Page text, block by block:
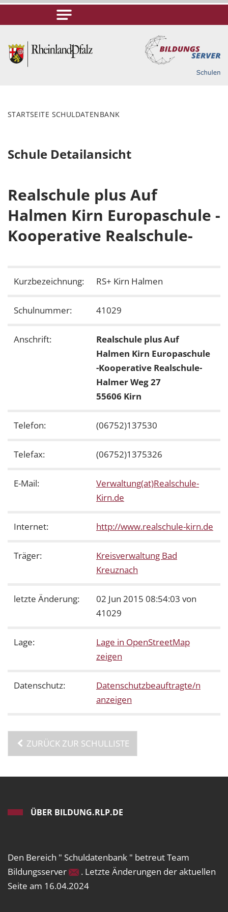
STARTSEITE SCHULDATENBANK
Schule Detailansicht
Realschule plus Auf
Halmen Kirn Europaschule -
Kooperative Realschule-
Kurzbezeichnung: RS+ Kirn Halmen
Schulnummer: 41029
Anschrift:
Realschule plus Auf
Halmen Kirn Europaschule
-Kooperative Realschule-
Halmer Weg 27
55606 Kirn
Telefon: (06752)137530
Telefax: (06752)1375326
E-Mail:
Verwaltung(at)Realschule-
Kirn.de
Internet: http://www.realschule-kirn.de
Träger:
Kreisverwaltung Bad
Kreuznach
letzte Änderung:
02 Jun 2015 08:54:03 von
41029
Lage:
Lage in OpenStreetMap
zeigen
Datenschutz:
Datenschutzbeauftragte/n
anzeigen
ZURÜCK ZUR SCHULLISTE
ÜBER BILDUNG.RLP.DE
Den Bereich " Schuldatenbank " betreut Team
Bildungsserver
. Letzte Änderungen der aktuellen
Seite am 16.04.2024